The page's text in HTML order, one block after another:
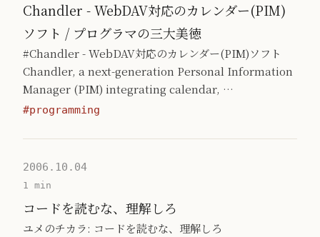
Chandler - WebDAV対応のカレンダー(PIM)
ソフト / プログラマの三大美徳
#Chandler - WebDAV対応のカレンダー(PIM)ソフト
Chandler, a next-generation Personal Information
Manager (PIM) integrating calendar, …
#programming
2006.10.04
1 min
コードを読むな、理解しろ
ユメのチカラ: コードを読むな、理解しろ